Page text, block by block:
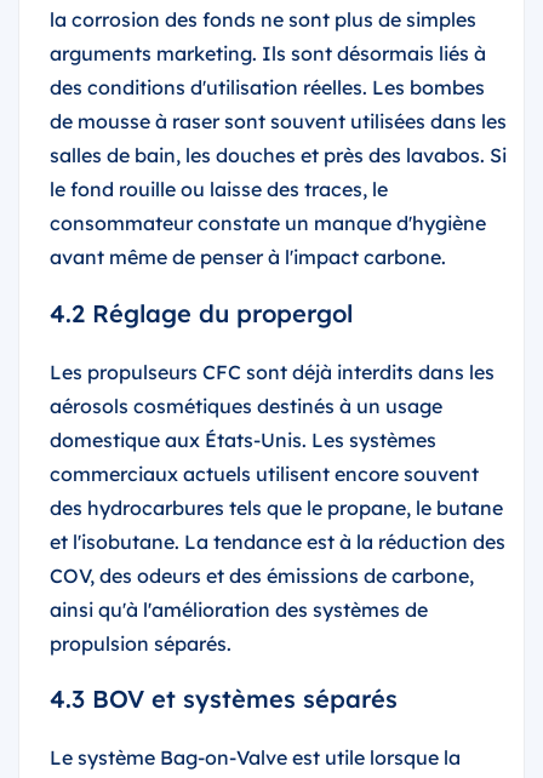
la corrosion des fonds ne sont plus de simples
arguments marketing. Ils sont désormais liés à
des conditions d'utilisation réelles. Les bombes
de mousse à raser sont souvent utilisées dans les
salles de bain, les douches et près des lavabos. Si
le fond rouille ou laisse des traces, le
consommateur constate un manque d'hygiène
avant même de penser à l'impact carbone.
4.2 Réglage du propergol
Les propulseurs CFC sont déjà interdits dans les
aérosols cosmétiques destinés à un usage
domestique aux États-Unis. Les systèmes
commerciaux actuels utilisent encore souvent
des hydrocarbures tels que le propane, le butane
et l'isobutane. La tendance est à la réduction des
COV, des odeurs et des émissions de carbone,
ainsi qu'à l'amélioration des systèmes de
propulsion séparés.
4.3 BOV et systèmes séparés
Le système Bag-on-Valve est utile lorsque la